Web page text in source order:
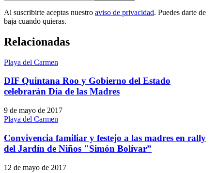
Al suscribirte aceptas nuestro aviso de privacidad. Puedes darte de
baja cuando quieras.
Relacionadas
Playa del Carmen
DIF Quintana Roo y Gobierno del Estado
celebrarán Día de las Madres
9 de mayo de 2017
Playa del Carmen
Convivencia familiar y festejo a las madres en rally
del Jardín de Niños "Simón Bolívar”
12 de mayo de 2017